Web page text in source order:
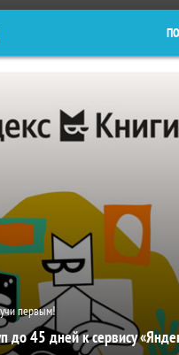
первым!
до 45 дней к сервису